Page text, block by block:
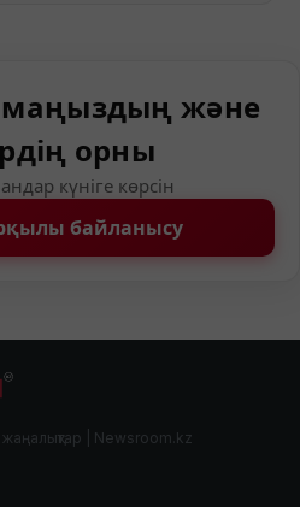
және
орны
күніге көрсін
байланысу
жаңалықтар | Newsroom.kz